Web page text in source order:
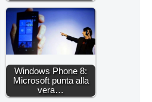
Windows Phone 8:
Microsoft punta alla
vera…